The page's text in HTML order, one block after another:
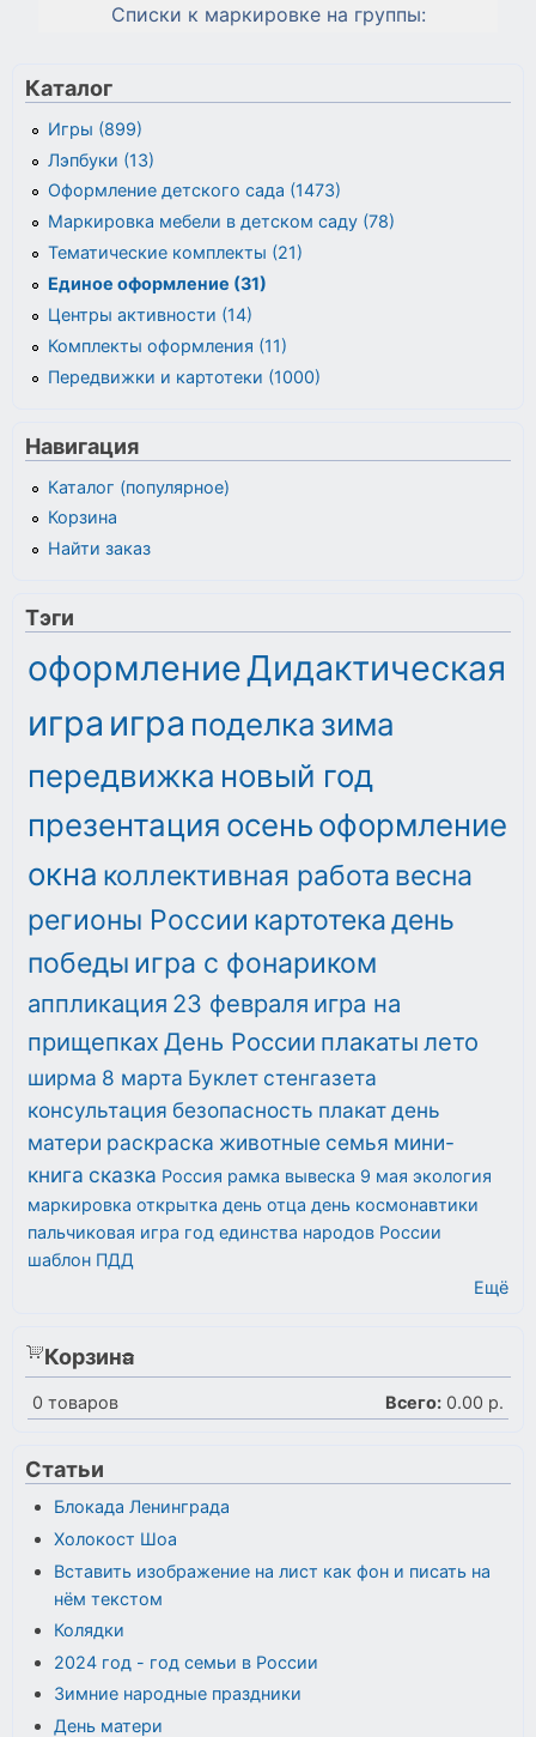
Списки к маркировке на группы:
Каталог
Игры (899)
Лэпбуки (13)
Оформление детского сада (1473)
Маркировка мебели в детском саду (78)
Тематические комплекты (21)
Единое оформление (31)
Центры активности (14)
Комплекты оформления (11)
Передвижки и картотеки (1000)
Навигация
Каталог (популярное)
Корзина
Найти заказ
Тэги
оформлениеДидактическая
игра игра поделка зима
передвижка новый год
презентация осеньоформление
окна коллективная работа весна
регионы России картотекадень
победы игра с фонариком
аппликация 23 февраля игра на
прищепках День России плакаты лето
ширма 8 марта Буклет стенгазета
консультация безопасность плакатдень
матери раскраска животные семья мини-
книга сказка Россия рамка вывеска 9 мая экология
маркировка открытка день отца день космонавтики
пальчиковая игра год единства народов России
шаблон ПДД
Ещё
Корзина
0 товаров Всего: 0.00 р.
Статьи
Блокада Ленинграда
Холокост Шоа
Вставить изображение на лист как фон и писать на
нём текстом
Колядки
2024 год - год семьи в России
Зимние народные праздники
День матери